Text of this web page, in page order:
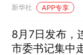
新华社 APP专享
8月7日发布，
市委书记集中